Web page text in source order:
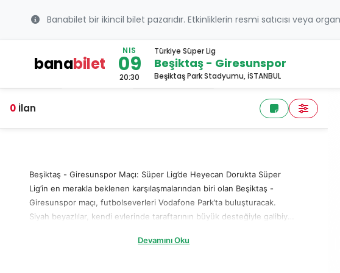
Banabilet bir ikincil bilet pazarıdır. Etkinliklerin resmi satıcısı veya
banabilet
NIS
09
20:30
Türkiye Süper Lig
Beşiktaş - Giresunspor
Beşiktaş Park Stadyumu, İSTANBUL
0 İlan
Beşiktaş - Giresunspor Maçı: Süper Lig’de Heyecan Dorukta Süper
Lig’in en merakla beklenen karşılaşmalarından biri olan Beşiktaş -
Giresunspor maçı, futbolseverleri Vodafone Park’ta buluşturacak.
Siyah beyazlılar, kendi evlerinde taraftarının büyük desteğiyle galibiyeti
ayrılmanın planlarını yapıyor. Bu büyük heyecana ortak olmak için
Devamını Oku